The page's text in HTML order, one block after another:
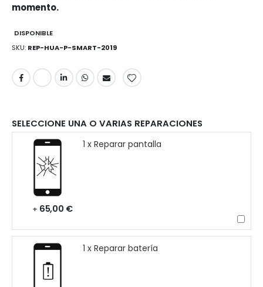
momento.
DISPONIBLE
SKU REP-HUA-P-SMART-2019
SELECCIONE UNA O VARIAS REPARACIONES
1 x Reparar pantalla
+ 65,00 €
1 x Reparar batería